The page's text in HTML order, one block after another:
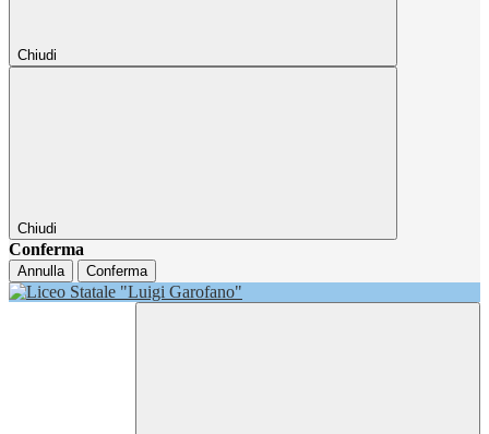
Chiudi
Chiudi
Conferma
Annulla Conferma